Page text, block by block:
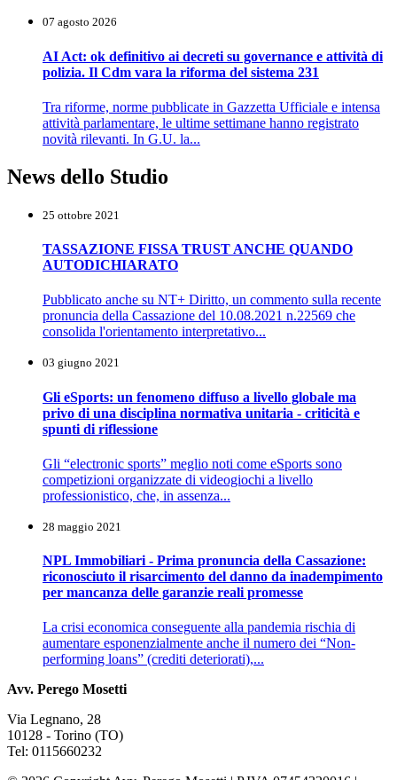
07 agosto 2026
AI Act: ok definitivo ai decreti su governance e attività di
polizia. Il Cdm vara la riforma del sistema 231
Tra riforme, norme pubblicate in Gazzetta Ufficiale e intensa
attività parlamentare, le ultime settimane hanno registrato
novità rilevanti. In G.U. la...
News dello Studio
25 ottobre 2021
TASSAZIONE FISSA TRUST ANCHE QUANDO
AUTODICHIARATO
Pubblicato anche su NT+ Diritto, un commento sulla recente
pronuncia della Cassazione del 10.08.2021 n.22569 che
consolida l'orientamento interpretativo...
03 giugno 2021
Gli eSports: un fenomeno diffuso a livello globale ma
privo di una disciplina normativa unitaria - criticità e
spunti di riflessione
Gli “electronic sports” meglio noti come eSports sono
competizioni organizzate di videogiochi a livello
professionistico, che, in assenza...
28 maggio 2021
NPL Immobiliari - Prima pronuncia della Cassazione:
riconosciuto il risarcimento del danno da inadempimento
per mancanza delle garanzie reali promesse
La crisi economica conseguente alla pandemia rischia di
aumentare esponenzialmente anche il numero dei “Non-
performing loans” (crediti deteriorati),...
Avv. Perego Mosetti
Via Legnano, 28
10128 - Torino (TO)
Tel: 0115660232